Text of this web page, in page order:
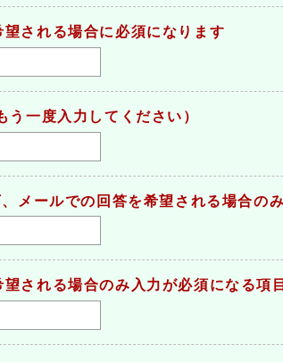
望される場合に必須になります
う一度入力してください）
メールでの回答を希望される場合の
望される場合のみ入力が必須になる項